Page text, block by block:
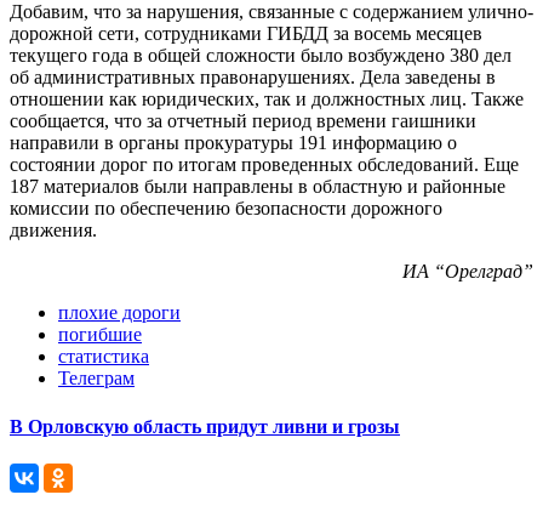
Добавим, что за нарушения, связанные с содержанием улично-
дорожной сети, сотрудниками ГИБДД за восемь месяцев
текущего года в общей сложности было возбуждено 380 дел
об административных правонарушениях. Дела заведены в
отношении как юридических, так и должностных лиц. Также
сообщается, что за отчетный период времени гаишники
направили в органы прокуратуры 191 информацию о
состоянии дорог по итогам проведенных обследований. Еще
187 материалов были направлены в областную и районные
комиссии по обеспечению безопасности дорожного
движения.
ИА “Орелград”
плохие дороги
погибшие
статистика
Телеграм
В Орловскую область придут ливни и грозы